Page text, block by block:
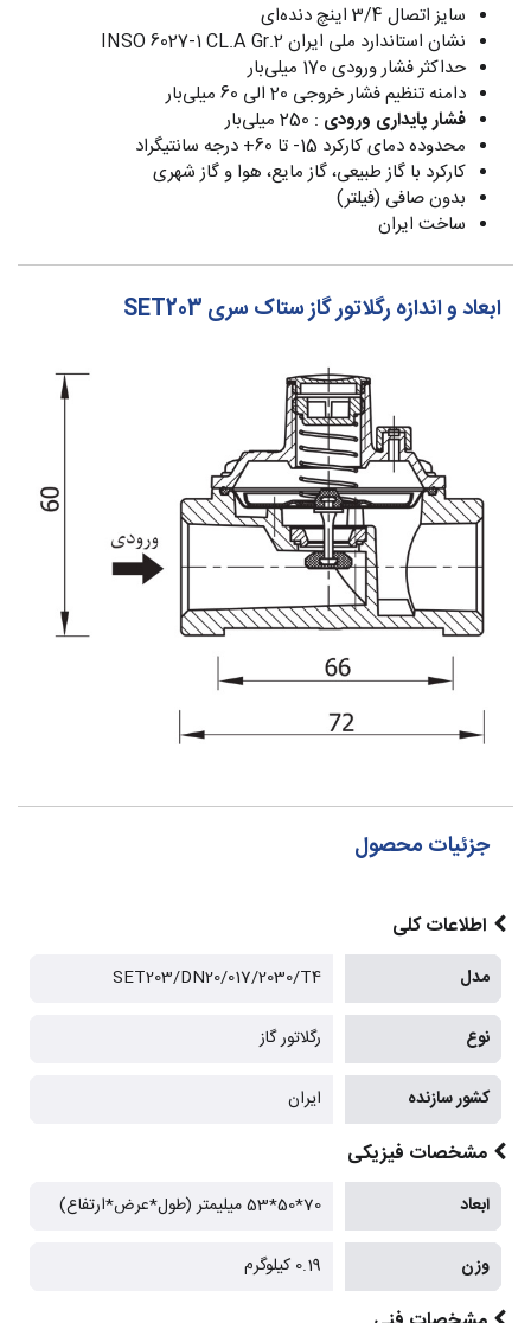
سایز اتصال 3/4 اینچ دنده‌ای
نشان استاندارد ملی ایران INSO 6027-1 CL.A Gr.2
حداکثر فشار ورودی 170 میلی‌بار
دامنه تنظیم فشار خروجی 20 الی 60 میلی‌بار
فشار پایداری ورودی : 250 میلی‌بار
محدوده دمای کارکرد 15- تا 60+ درجه سانتیگراد
کارکرد با گاز طبیعی، گاز مایع، هوا و گاز شهری
بدون صافی (فیلتر)
ساخت ایران
ابعاد و اندازه رگلاتور گاز ستاک سری SET203
جزئیات محصول
اطلاعات کلی
مدل SET203/DN20/017/2030/T4
نوع رگلاتور گاز
کشور سازنده ایران
مشخصات فیزیکی
ابعاد 70*50*53 میلیمتر (طول*عرض*ارتفاع)
وزن 0.19 کیلوگرم